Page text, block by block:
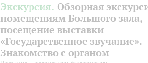
Экскурсия. Обзорная
помещениям Большого зала,
посещение выставки
«Государственное звучание».
Знакомство с органом